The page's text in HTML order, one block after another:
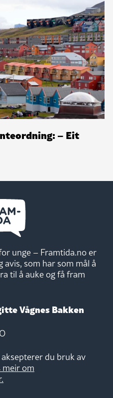
– Eit
unge – Framtida.no er
avis, som har som mål å
til å auke og få fram
Vågnes Bakken
du bruk av
meir om